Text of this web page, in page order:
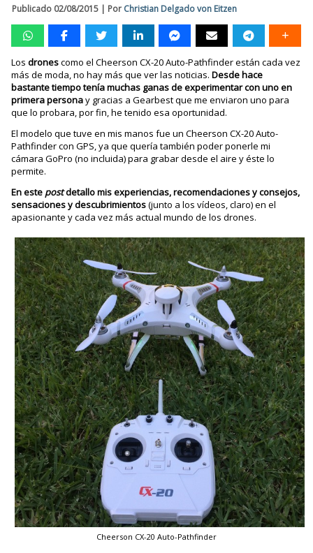
Publicado 02/08/2015 | Por Christian Delgado von Eitzen
Losdronescomo el Cheerson CX-20 Auto-Pathfinder están cada vez
más de moda, no hay más que ver las noticias.Desde hace
bastante tiempo tenía muchas ganas de experimentar con uno en
primera personay gracias a Gearbest que me enviaron uno para
que lo probara, por fin, he tenido esa oportunidad.
El modelo que tuve en mis manos fue un Cheerson CX-20 Auto-
Pathfinder con GPS, ya que quería también poder ponerle mi
cámara GoPro (no incluida) para grabar desde el aire y éste lo
permite.
En este postdetallo mis experiencias, recomendaciones y consejos,
sensaciones y descubrimientos(junto a los vídeos, claro) en el
apasionante y cada vez más actual mundo de los drones.
Cheerson CX-20 Auto-Pathfinder